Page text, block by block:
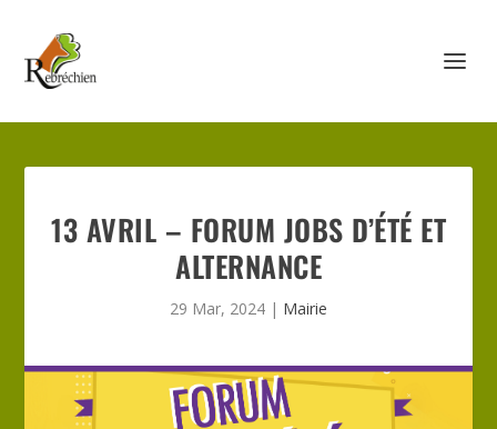
13 AVRIL – FORUM JOBS D’ÉTÉ ET
ALTERNANCE
29 Mar, 2024 | Mairie